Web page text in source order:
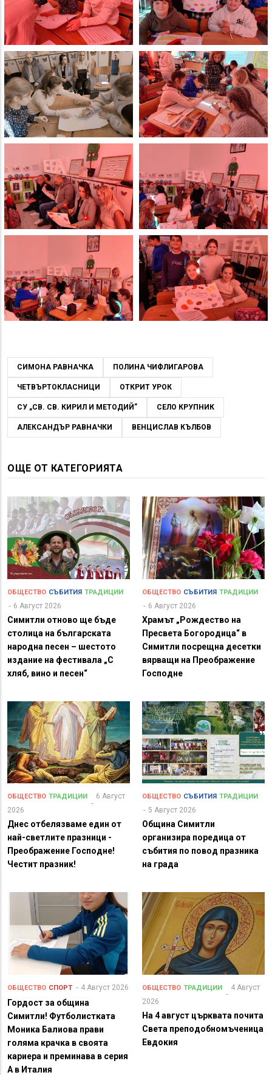
СИМОНА РАВНАЧКА ПОЛИНА ЧИФЛИГАРОВА
ЧЕТВЪРТОКЛАСНИЦИ ОТКРИТ УРОК
СУ „СВ. СВ. КИРИЛ И МЕТОДИЙ” СЕЛО КРУПНИК
АЛЕКСАНДЪР РАВНАЧКИ ВЕНЦИСЛАВ КЪЛБОВ
ОЩЕ ОТ КАТЕГОРИЯТА
ОБЩЕСТВО СЪБИТИЯ ТРАДИЦИИ
6 Август 2026
Симитли отново ще бъде
столица на българската
народна песен – шестото
издание на фестивала „С
хляб, вино и песен“
ОБЩЕСТВО СЪБИТИЯ ТРАДИЦИИ
6 Август 2026
Храмът „Рождество на
Пресвета Богородица“ в
Симитли посрещна десетки
вярващи на Преображение
Господне
ОБЩЕСТВО ТРАДИЦИИ
6 Август
2026
Днес отбелязваме един от
най-светлите празници -
Преображение Господне!
Честит празник!
ОБЩЕСТВО СЪБИТИЯ ТРАДИЦИИ
5 Август 2026
Община Симитли
организира поредица от
събития по повод празника
на града
ОБЩЕСТВО СПОРТ 4 Август 2026
Гордост за община
Симитли! Футболистката
Моника Балиова прави
голяма крачка в своята
кариера и преминава в серия
А в Италия
ОБЩЕСТВО ТРАДИЦИИ
4 Август
2026
На 4 август църквата почита
Света преподобномъченица
Евдокия